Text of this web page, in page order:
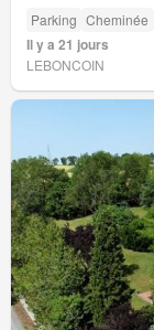
Parking Cheminée
Il y a 21 jours
LEBONCOIN